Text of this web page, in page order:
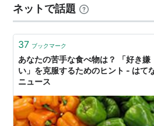
薄く感じる。 9 こんにゃく プルプ…
ネットで話題
37 ブックマーク
あなたの苦手な食べ物は？ 「好き嫌
い」を克服するためのヒント - はて
ニュース